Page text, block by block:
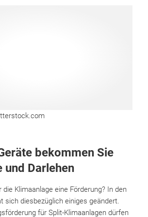
bekommen Sie
und Darlehen
Klimaanlage eine Förderung? In den
sich diesbezüglich einiges geändert.
für Split-Klimaanlagen dürfen